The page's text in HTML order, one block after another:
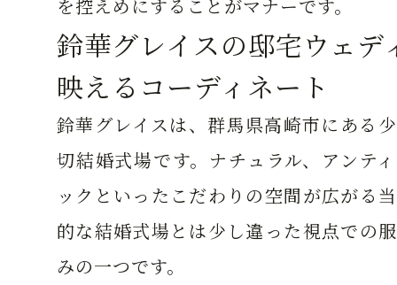
を控えめにすることがマナーです。
鈴華グレイスの邸宅ウェデ
映えるコーディネート
鈴華グレイスは、群馬県高崎市にある
切結婚式場です。ナチュラル、アンテ
ックといったこだわりの空間が広がる
的な結婚式場とは少し違った視点での
みの一つです。